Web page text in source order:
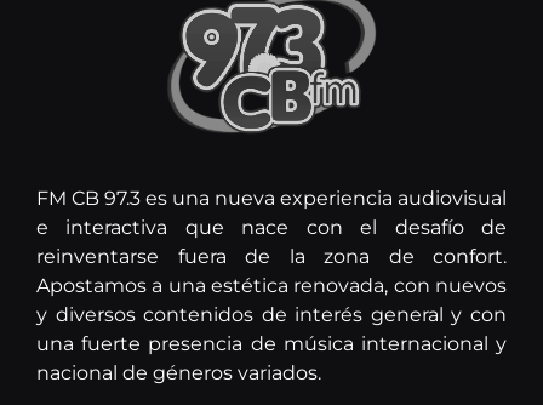
FM CB 97.3 es una nueva experiencia audiovisual
e interactiva que nace con el desafío de
reinventarse fuera de la zona de confort.
Apostamos a una estética renovada, con nuevos
y diversos contenidos de interés general y con
una fuerte presencia de música internacional y
nacional de géneros variados.